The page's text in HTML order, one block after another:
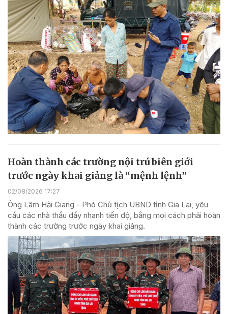
Hoàn thành các trường nội trú biên giới
trước ngày khai giảng là “mệnh lệnh”
02/08/2026 17:27
Ông Lâm Hải Giang - Phó Chủ tịch UBND tỉnh Gia Lai, yêu
cầu các nhà thầu đẩy nhanh tiến độ, bằng mọi cách phải hoàn
thành các trường trước ngày khai giảng.